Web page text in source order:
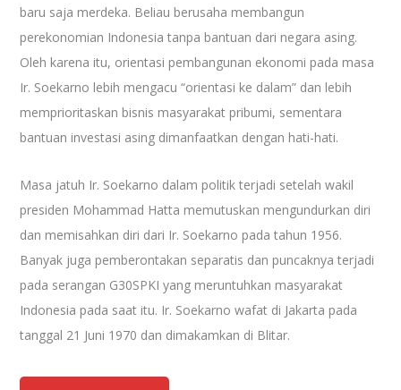
baru saja merdeka. Beliau berusaha membangun
perekonomian Indonesia tanpa bantuan dari negara asing.
Oleh karena itu, orientasi pembangunan ekonomi pada masa
Ir. Soekarno lebih mengacu “orientasi ke dalam” dan lebih
memprioritaskan bisnis masyarakat pribumi, sementara
bantuan investasi asing dimanfaatkan dengan hati-hati.
Masa jatuh Ir. Soekarno dalam politik terjadi setelah wakil
presiden Mohammad Hatta memutuskan mengundurkan diri
dan memisahkan diri dari Ir. Soekarno pada tahun 1956.
Banyak juga pemberontakan separatis dan puncaknya terjadi
pada serangan G30SPKI yang meruntuhkan masyarakat
Indonesia pada saat itu. Ir. Soekarno wafat di Jakarta pada
tanggal 21 Juni 1970 dan dimakamkan di Blitar.